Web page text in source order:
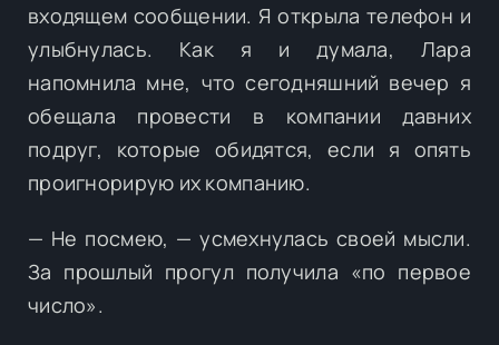
входящем сообщении. Я открыла телефон и
улыбнулась. Как я и думала, Лара
напомнила мне, что сегодняшний вечер я
обещала провести в компании давних
подруг, которые обидятся, если я опять
проигнорирую их компанию.
— Не посмею, — усмехнулась своей мысли.
За прошлый прогул получила «по первое
число».